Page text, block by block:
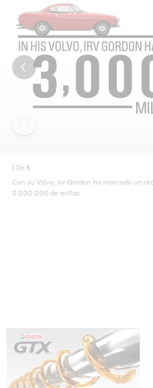
completa
1 De5
Con su Volvo, Irv Gordon ha marcado un
3 000 000 de millas